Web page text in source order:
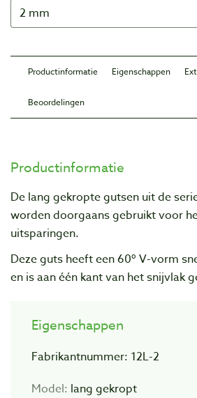
Productinformatie Eigenschappen
Beoordelingen
Productinformatie
De lang gekropte gutsen uit de
worden doorgaans gebruikt voor
uitsparingen.
Deze guts heeft een 60º V-vorm
en is aan één kant van het snijvlak
Eigenschappen
Fabrikantnummer: 12L-2
Model: lang gekropt